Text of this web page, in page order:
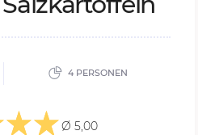
4 PERSONEN
Ø 5,00